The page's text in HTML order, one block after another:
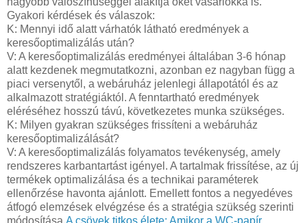
Gyakori kérdések és válaszok:
K: Mennyi idő alatt várhatók látható eredmények a
keresőoptimalizálás után?
V: A keresőoptimalizálás eredményei általában 3-6 hónap
alatt kezdenek megmutatkozni, azonban ez nagyban függ a
piaci versenytől, a webáruház jelenlegi állapotától és az
alkalmazott stratégiáktól. A fenntartható eredmények
eléréséhez hosszú távú, következetes munka szükséges.
K: Milyen gyakran szükséges frissíteni a webáruház
keresőoptimalizálását?
V: A keresőoptimalizálás folyamatos tevékenység, amely
rendszeres karbantartást igényel. A tartalmak frissítése, az új
termékek optimalizálása és a technikai paraméterek
ellenőrzése havonta ajánlott. Emellett fontos a negyedéves
átfogó elemzések elvégzése és a stratégia szükség szerinti
módosítása.A csövek titkos élete: Amikor a WC-papír